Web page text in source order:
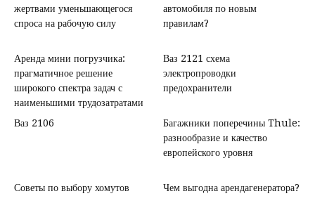
жертвами уменьшающегося
спроса на рабочую силу
автомобиля по новым
правилам?
Аренда мини погрузчика:
прагматичное решение
широкого спектра задач с
наименьшими трудозатратами
Ваз 2121 схема
электропроводки
предохранители
Ваз 2106
Багажники поперечины Thule:
разнообразие и качество
европейского уровня
Советы по выбору хомутов Чем выгодна арендагенератора?